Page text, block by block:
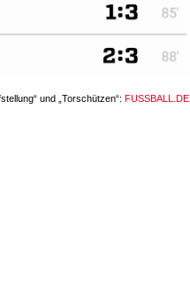
und „Torschützen“: FUSSBALL.DE